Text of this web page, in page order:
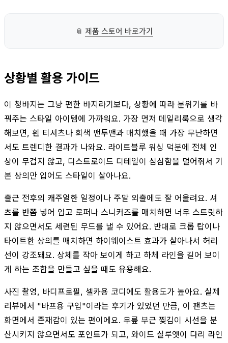
📎 제품 스토어 바로가기
상황별 활용 가이드
이 청바지는 그냥 편한 바지라기보다, 상황에 따라 분위기를 바
꿔주는 스타일 아이템에 가까워요. 가장 먼저 데일리룩으로 생각
해보면, 흰 티셔츠나 회색 맨투맨과 매치했을 때 가장 무난하면
서도 트렌디한 결과가 나와요. 라이트블루 워싱 덕분에 전체 인
상이 무겁지 않고, 디스트로이드 디테일이 심심함을 덜어줘서 기
본 상의만 입어도 스타일이 살아나요.
출근 전후의 캐주얼한 일정이나 주말 외출에도 잘 어울려요. 셔
츠를 반쯤 넣어 입고 로퍼나 스니커즈를 매치하면 너무 스트릿하
지 않으면서도 세련된 무드를 낼 수 있어요. 반대로 크롭 탑이나
타이트한 상의를 매치하면 하이웨이스트 효과가 살아나서 허리
선이 강조돼요. 상체를 작아 보이게 하고 하체 라인을 길어 보이
게 하는 조합을 만들고 싶을 때도 유용해요.
사진 촬영, 바디프로필, 셀카용 코디에도 활용도가 높아요. 실제
리뷰에서 "바프용 구입"이라는 후기가 있었던 만큼, 이 팬츠는
화면에서 존재감이 있는 편이에요. 무릎 부근 찢김이 시선을 분
산시키지 않으면서도 포인트가 되고, 와이드 실루엣이 다리 라인